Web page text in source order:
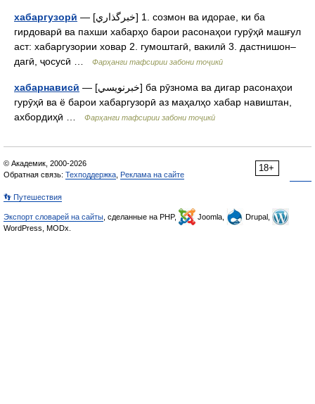
хабаргузорӣ — [خبرگذاري] 1. созмон ва идорае, ки ба
гирдоварӣ ва пахши хабарҳо барои расонаҳои гурӯҳӣ машғул
аст: хабаргузории ховар 2. гумоштагӣ, вакилӣ 3. дастнишон–
дагӣ, ҷосусӣ …
Фарҳанги тафсирии забони тоҷикӣ
хабарнависӣ — [خبرنويسي] ба рӯзнома ва дигар расонаҳои
гурӯҳӣ ва ё барои хабаргузорӣ аз маҳалҳо хабар навиштан,
ахбордиҳӣ …
Фарҳанги тафсирии забони тоҷикӣ
18+
© Академик, 2000-2026
Обратная связь: Техподдержка Реклама на сайте
👣 Путешествия
Экспорт словарей на сайты , сделанные на PHP, Joomla,
Drupal,
WordPress, MODx.